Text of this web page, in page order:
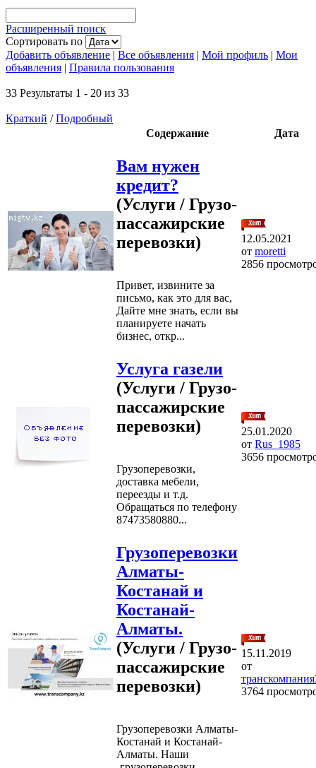
Расширенный поиск
Сортировать по
Добавить объявление | Все объявления | Мой профиль | Мои
объявления | Правила пользования
33 Результаты 1 - 20 из 33
Краткий /Подробный
Содержание
Дата
Вам нужен
кредит?
(Услуги / Грузо-
пассажирские
перевозки)
Привет, извините за
письмо, как это для вас,
Дайте мне знать, если вы
планируете начать
бизнес, откр...
12.05.2021
от moretti
2856
Услуга газели
(Услуги / Грузо-
пассажирские
перевозки)
Грузоперевозки,
доставка мебели,
переезды и т.д.
Обращаться по телефону
87473580880...
25.01.2020
от Rus_1985
3656
Грузоперевозки
Алматы-
Костанай и
Костанай-
Алматы.
(Услуги / Грузо-
пассажирские
перевозки)
Грузоперевозки Алматы-
Костанай и Костанай-
Алматы. Наши
15.11.2019
от
3764